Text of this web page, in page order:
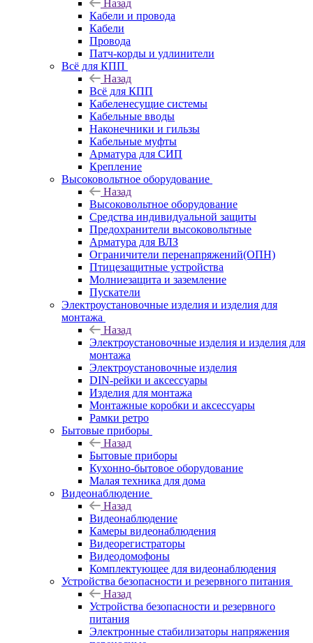
Назад
Кабели и провода
Кабели
Провода
Патч-корды и удлинители
Всё для КПП
Назад
Всё для КПП
Кабеленесущие системы
Кабельные вводы
Наконечники и гильзы
Кабельные муфты
Арматура для СИП
Крепление
Высоковольтное оборудование
Назад
Высоковольтное оборудование
Средства индивидуальной защиты
Предохранители высоковольтные
Арматура для ВЛЗ
Ограничители перенапряжений(ОПН)
Птицезащитные устройства
Молниезащита и заземление
Пускатели
Электроустановочные изделия и изделия для
монтажа
Назад
Электроустановочные изделия и изделия для
монтажа
Электроустановочные изделия
DIN-рейки и аксессуары
Изделия для монтажа
Монтажные коробки и аксессуары
Рамки ретро
Бытовые приборы
Назад
Бытовые приборы
Кухонно-бытовое оборудование
Малая техника для дома
Видеонаблюдение
Назад
Видеонаблюдение
Камеры видеонаблюдения
Видеорегистраторы
Видеодомофоны
Комплектующее для видеонаблюдения
Устройства безопасности и резервного питания
Назад
Устройства безопасности и резервного
питания
Электронные стабилизаторы напряжения